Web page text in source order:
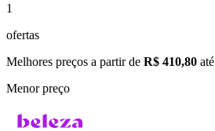
1
ofertas
Melhores preços a partir de R$ 410,80 até
Menor preço